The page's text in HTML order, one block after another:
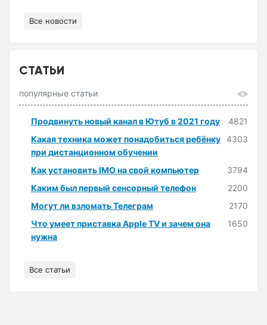
Все новости
СТАТЬИ
популярные статьи
Продвинуть новый канал в Ютуб в 2021 году
4821
Какая техника может понадобиться ребёнку
при дистанционном обучении
4303
Как установить IMO на свой компьютер
3794
Каким был первый сенсорный телефон
2200
Могут ли взломать Телеграм
2170
Что умеет приставка Apple TV и зачем она
нужна
1650
Все статьи